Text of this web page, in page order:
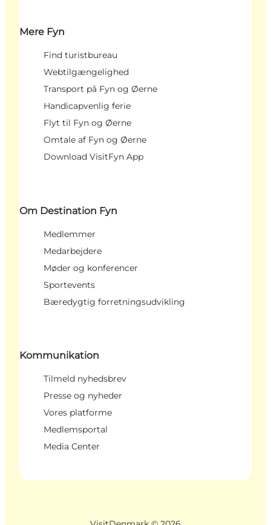
Mere Fyn
Find turistbureau
Webtilgængelighed
Transport på Fyn og Øerne
Handicapvenlig ferie
Flyt til Fyn og Øerne
Omtale af Fyn og Øerne
Download VisitFyn App
Om Destination Fyn
Medlemmer
Medarbejdere
Møder og konferencer
Sportevents
Bæredygtig forretningsudvikling
Kommunikation
Tilmeld nyhedsbrev
Presse og nyheder
Vores platforme
Medlemsportal
Media Center